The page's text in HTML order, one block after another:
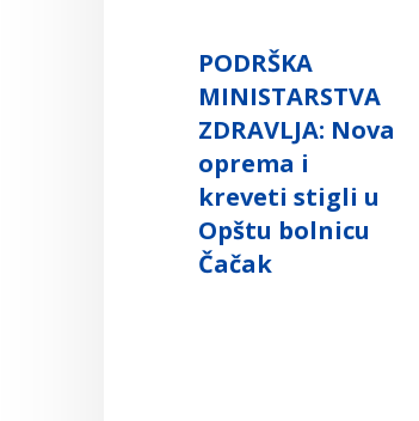
PODRŠKA
MINISTARSTVA
ZDRAVLJA: Nova
oprema i
kreveti stigli u
Opštu bolnicu
Čačak